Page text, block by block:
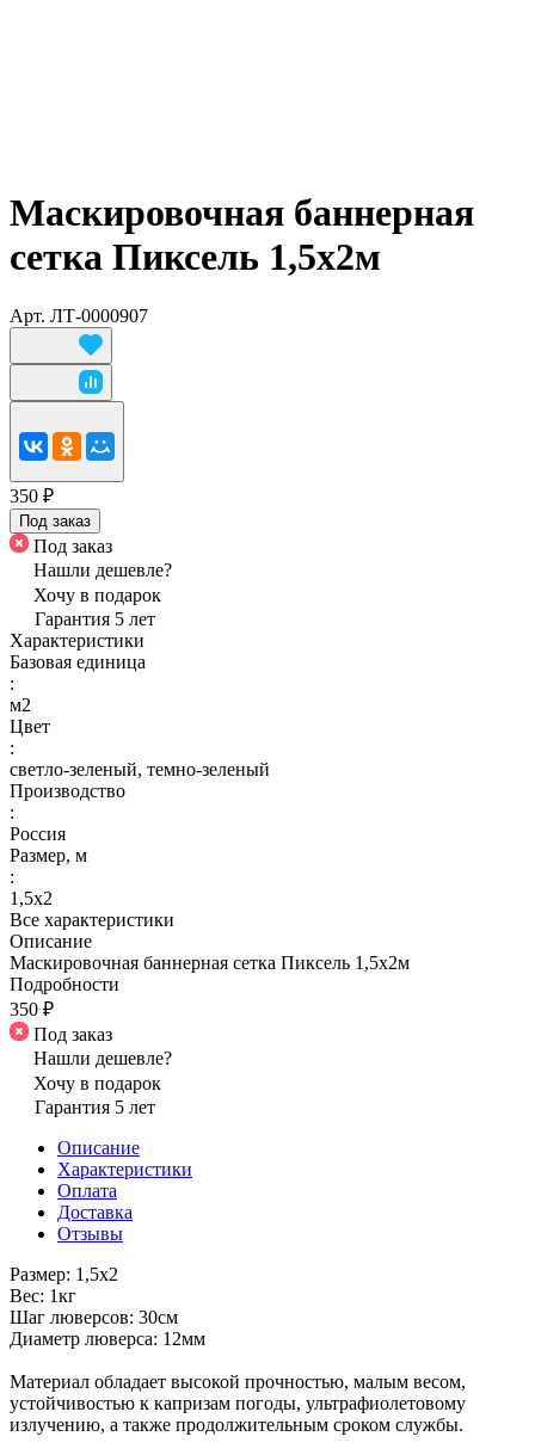
Маскировочная баннерная
сетка Пиксель 1,5х2м
Арт. ЛТ-0000907
350 ₽
Под заказ
Под заказ
Нашли дешевле?
Хочу в подарок
Гарантия 5 лет
Характеристики
Базовая единица
:
м2
Цвет
:
светло-зеленый, темно-зеленый
Производство
:
Россия
Размер, м
:
1,5х2
Все характеристики
Описание
Маскировочная баннерная сетка Пиксель 1,5х2м
Подробности
350 ₽
Под заказ
Нашли дешевле?
Хочу в подарок
Гарантия 5 лет
Описание
Характеристики
Оплата
Доставка
Отзывы
Размер: 1,5х2
Вес: 1кг
Шаг люверсов: 30см
Диаметр люверса: 12мм
Материал обладает высокой прочностью, малым весом,
устойчивостью к капризам погоды, ультрафиолетовому
излучению, а также продолжительным сроком службы.